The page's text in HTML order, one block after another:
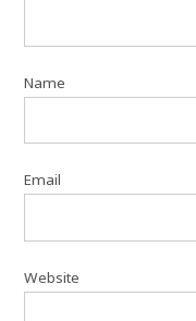
Name
Email
Website